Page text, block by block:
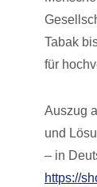
Tabak
für
Auszug
und
– in
https://